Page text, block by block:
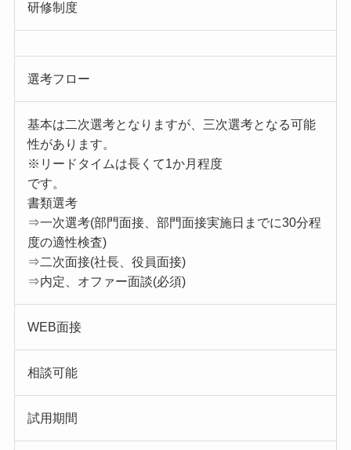
研修制度
選考フロー
基本は二次選考となりますが、三次選考となる可能
性があります。
※リードタイムは長くて1か月程度
です。
書類選考
⇒一次選考(部門面接、部門面接実施日までに30分程
度の適性検査)
⇒二次面接(社長、役員面接)
⇒内定、オファー面談(必須)
WEB面接
相談可能
試用期間